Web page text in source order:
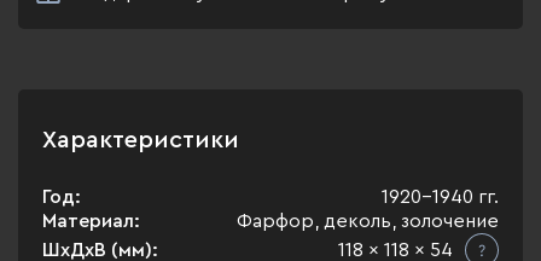
Характеристики
Год:
1920-1940 гг.
Материал:
Фарфор, деколь, золочение
ШхДхВ (мм):
118 x 118 x 54